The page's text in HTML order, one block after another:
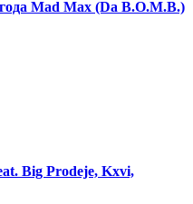
Mad Max (Da B.O.M.B.)
Big Prodeje, Kxvi,